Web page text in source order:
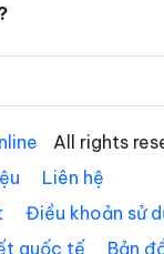
Xã Hàm
Xã Hàm
Xã Hòa Bắc
Xã Hòa
All rights
Liên hệ
Điều khoản sử
quốc tế Bản